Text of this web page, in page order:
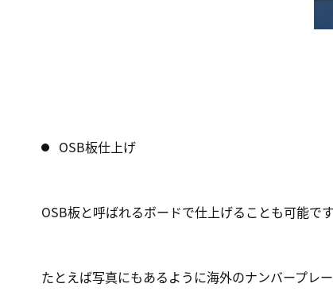
OSB板仕上げ
OSB板と呼ばれるボードで仕上げることも可能で
たとえば写真にもあるように海外のナンバープレ